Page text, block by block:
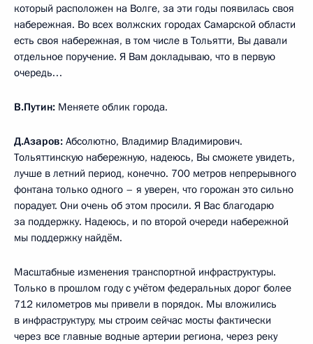
который расположен на Волге, за эти годы появилась своя
набережная. Во всех волжских городах Самарской области
есть своя набережная, в том числе в Тольятти, Вы давали
отдельное поручение. Я Вам докладываю, что в первую
очередь…
В.Путин: Меняете облик города.
Д.Азаров: Абсолютно, Владимир Владимирович.
Тольяттинскую набережную, надеюсь, Вы сможете увидеть,
лучше в летний период, конечно. 700 метров непрерывного
фонтана только одного – я уверен, что горожан это сильно
порадует. Они очень об этом просили. Я Вас благодарю
за поддержку. Надеюсь, и по второй очереди набережной
мы поддержку найдём.
Масштабные изменения транспортной инфраструктуры.
Только в прошлом году с учётом федеральных дорог более
712 километров мы привели в порядок. Мы вложились
в инфраструктуру, мы строим сейчас мосты фактически
через все главные водные артерии региона, через реку